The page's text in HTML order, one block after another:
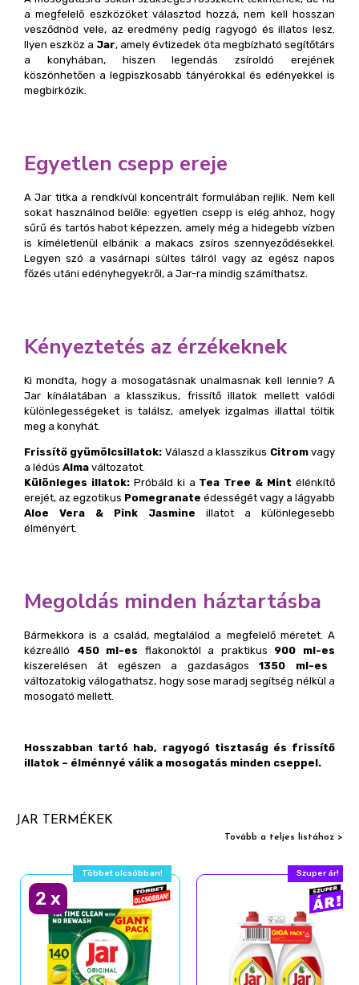
a megfelelő eszközöket választod hozzá, nem kell hosszan
vesződnöd vele, az eredmény pedig ragyogó és illatos lesz.
Ilyen eszköz a Jar, amely évtizedek óta megbízható segítőtárs
a konyhában, hiszen legendás zsíroldó erejének
köszönhetően a legpiszkosabb tányérokkal és edényekkel is
megbirkózik.
Egyetlen csepp ereje
AJar titka a rendkívül koncentrált formulában rejlik. Nem kell
sokat használnod belőle: egyetlen csepp is elég ahhoz, hogy
sűrű és tartós habot képezzen, amely még a hidegebb vízben
is kíméletlenül elbánik a makacs zsíros szennyeződésekkel.
Legyen szó a vasárnapi sültes tálról vagy az egész napos
főzés utáni edényhegyekről, a Jar-ra mindig számíthatsz.
Kényeztetés az érzékeknek
Ki mondta, hogy a mosogatásnak unalmasnak kell lennie? A
Jar kínálatában a klasszikus, frissítő illatok mellett valódi
különlegességeket is találsz, amelyek izgalmas illattal töltik
meg a konyhát.
Frissítő gyümölcsillatok: Válaszd a klasszikus Citromvagy
a lédús Alma változatot.
Különleges illatok: Próbáld ki a Tea Tree & Mint élénkítő
erejét, az egzotikus Pomegranate édességét vagy a lágyabb
Aloe Vera & Pink
Jasmine
illatot a különlegesebb
élményért.
Megoldás minden háztartásba
Bármekkora is a család, megtalálod a megfelelő méretet. A
kézreálló 450 ml-es flakonoktól a praktikus 900 ml-es
kiszerelésen át egészen a gazdaságos1350 ml-es
változatokig válogathatsz, hogy sose maradj segítség nélkül a
mosogató mellett.
Hosszabban tartó hab, ragyogó tisztaság és frissítő
illatok – élménnyé válik a mosogatás minden cseppel.
JAR TERMÉKEK
Tovább a teljes listához >
Többet olcsóbban!
2 x
Szuper ár!